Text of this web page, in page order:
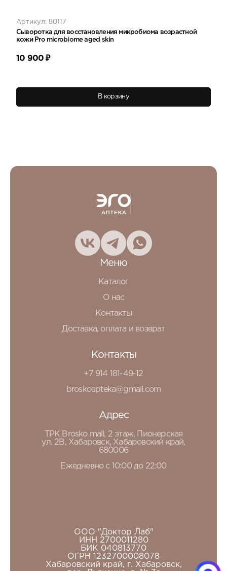
Артикул: 80117
Сыворотка для восстановления микробиома возрастной
кожи Pro microbiome aged skin
10 900₽
В корзину
Меню
Каталог
О нас
Контакты
Доставка, оплата и возврат
Контакты
+7 914 181-49-12
broskoapteka@gmail.com
Адрес
ТРК Brosko mall, 2 этаж, Пионерская
ул. 2В, Хабаровск, Хабаровский край,
680006
Ежедневно с 10:00 до 22:00
ООО "Доктор Лаб"
ИНН 2700011280
БИК 040813770
ОГРН 1232700008078
Хабаровский край, г. Хабаровск,